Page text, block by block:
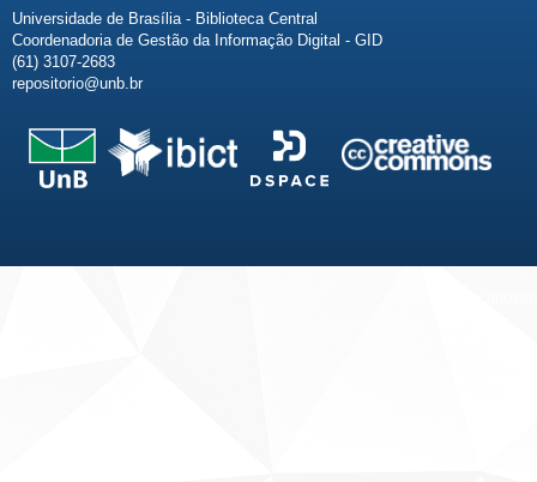
Universidade de Brasília - Biblioteca Central
Coordenadoria de Gestão da Informação Digital - GID
(61) 3107-2683
repositorio@unb.br